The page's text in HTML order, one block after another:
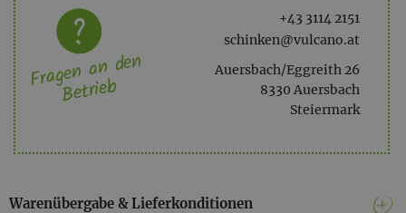
+43 3114 2151
schinken@vulcano.at
Auersbach/Eggreith 26
8330 Auersbach
Steiermark
Fragen an den
Betrieb
Warenübergabe & Lieferkonditionen